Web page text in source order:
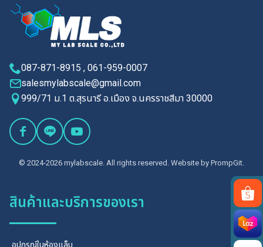
Search
087-871-8915 , 061-959-0007
salesmylabscale@gmail.com
999/71 ม.1 ต.สุรนารี อ.เมือง จ.นครราชสีมา 30000
© 2024-2026 mylabscale. All rights reserved. Website by PrompGit.
สินค้าและบริการของเรา
อุปกรณ์ในห้องแล็บ